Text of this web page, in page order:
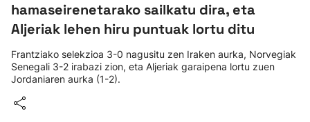
hamaseirenetarako sailkatu dira, eta
Aljeriak lehen hiru puntuak lortu ditu
Frantziako selekzioa 3-0 nagusitu zen Iraken aurka, Norvegiak
Senegali 3-2 irabazi zion, eta Aljeriak garaipena lortu zuen
Jordaniaren aurka (1-2).